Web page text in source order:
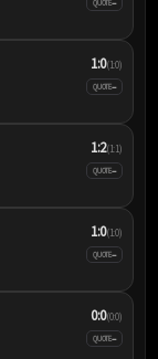
QUOTE–
1:0(1:0)
QUOTE–
1:2(1:1)
QUOTE–
1:0(1:0)
QUOTE–
0:0(0:0)
QUOTE–